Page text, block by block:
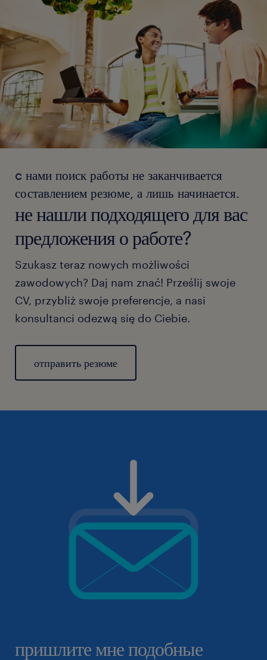
c нами поиск работы не заканчивается
составлением резюме, а лишь начинается.
не нашли подходящего для вас
предложения о работе?
Szukasz teraz nowych możliwości
zawodowych? Daj nam znać! Prześlij swoje
CV, przybliż swoje preferencje, a nasi
konsultanci odezwą się do Ciebie.
отправить резюме
пришлите мне подобные